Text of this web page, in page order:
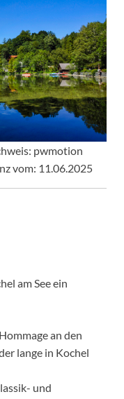
pwmotion
vom: 11.06.2025
am See ein
an den
lange in Kochel
und